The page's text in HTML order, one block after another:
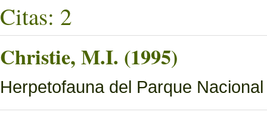
Citas: 2
Christie, M.I. (1995)
Herpetofauna del Parque